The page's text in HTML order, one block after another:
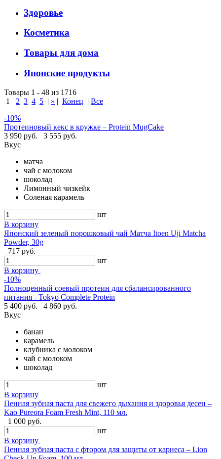
Здоровье
Косметика
Товары для дома
Японские продукты
Товары 1 - 48 из 1716
1
2 3 4 5 | » | Конец | Все
-10%
Протеиновый кекс в кружке – Protein MugCake
3 950 руб.
3 555 руб.
Вкус
матча
чай с молоком
шоколад
Лимонный чизкейк
Соленая карамель
шт
В корзину
Японский зеленый порошковый чай Матча Itoen Uji Matcha
Powder, 30g
717 руб.
шт
В корзину
-10%
Полноценный соевый протеин для сбалансированного
питания - Tokyo Complete Protein
5 400 руб.
4 860 руб.
Вкус
банан
карамель
клубника с молоком
чай с молоком
шоколад
шт
В корзину
Пенная зубная паста для свежего дыхания и здоровья десен –
Kao Pureora Foam Fresh Mint, 110 мл.
1 000 руб.
шт
В корзину
Пенная зубная паста с фтором для защиты от кариеса – Lion